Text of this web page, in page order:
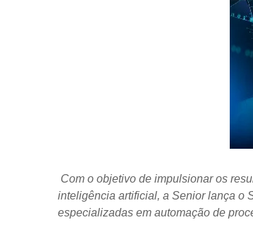
Com o objetivo de impulsionar os
inteligência artificial, a Senior lança o
especializadas em automação de